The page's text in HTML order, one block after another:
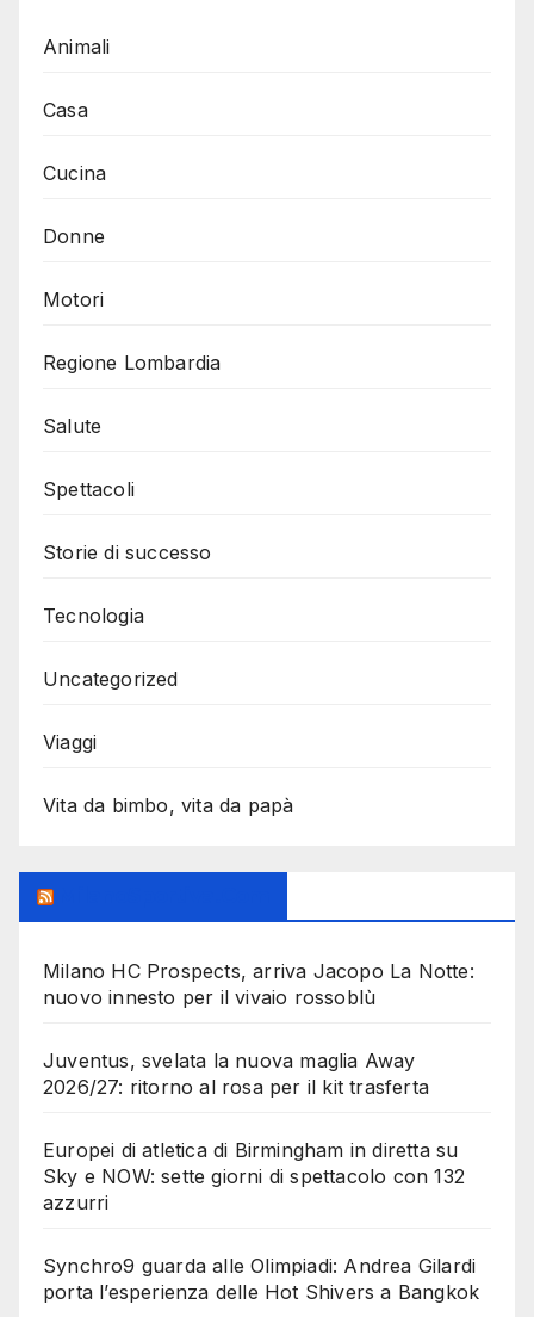
Animali
Casa
Cucina
Donne
Motori
Regione Lombardia
Salute
Spettacoli
Storie di successo
Tecnologia
Uncategorized
Viaggi
Vita da bimbo, vita da papà
Milano HC Prospects, arriva Jacopo La Notte:
nuovo innesto per il vivaio rossoblù
Juventus, svelata la nuova maglia Away
2026/27: ritorno al rosa per il kit trasferta
Europei di atletica di Birmingham in diretta su
Sky e NOW: sette giorni di spettacolo con 132
azzurri
Synchro9 guarda alle Olimpiadi: Andrea Gilardi
porta l’esperienza delle Hot Shivers a Bangkok